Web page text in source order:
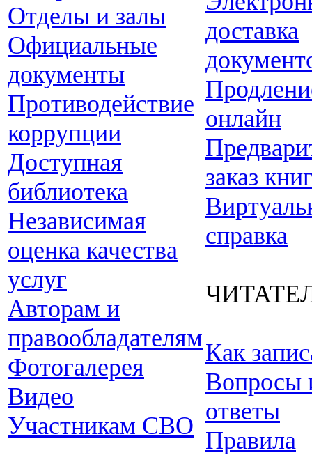
Отделы и залы
Официальные
документы
Противодействие
коррупции
Доступная
библиотека
Независимая
оценка качества
услуг
Авторам и
правообладателям
Фотогалерея
Видео
Участникам СВО
доставка
онлайн
заказ
справка
Как
Вопросы
ответы
Правила